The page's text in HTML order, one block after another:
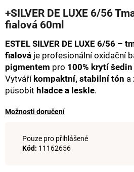
produktu
je
z
5
hvězdiček.
+SILVER DE LUXE 6/56
fialová 60ml
ESTEL SILVER DE LUXE 6/56 –
fialová je profesionální oxidační
pigmentem pro 100% krytí
Vytváří kompaktní, stabilní tón a
působit hladce a leskle.
Možnosti doručení
Pouze pro přihlášené
Kód: 11162656
a
j
í
t
?